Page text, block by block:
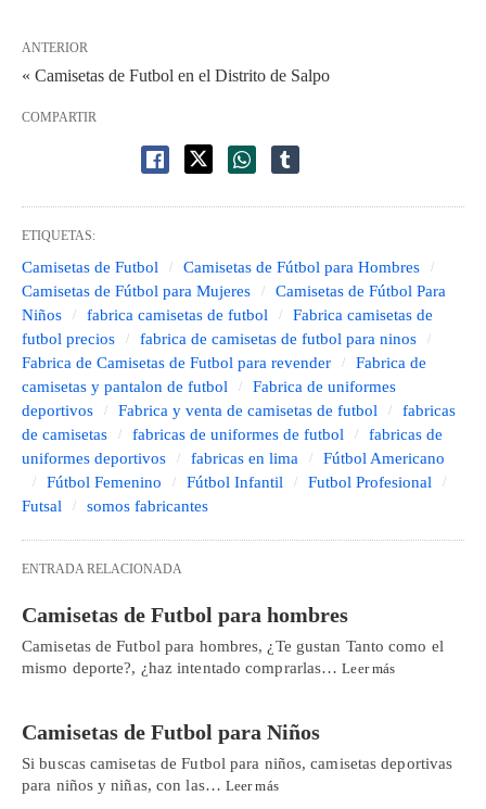
ANTERIOR
« Camisetas de Futbol en el Distrito de Salpo
COMPARTIR
ETIQUETAS:
Camisetas de Futbol
Camisetas de Fútbol para Hombres
Camisetas de Fútbol para Mujeres
Camisetas de Fútbol Para
Niños
fabrica camisetas de futbol
Fabrica camisetas de
futbol precios
fabrica de camisetas de futbol para ninos
Fabrica de Camisetas de Futbol para revender
Fabrica de
camisetas y pantalon de futbol
Fabrica de uniformes
deportivos
Fabrica y venta de camisetas de futbol
fabricas
de camisetas
fabricas de uniformes de futbol
fabricas de
uniformes deportivos
fabricas en lima
Fútbol Americano
Fútbol Femenino
Fútbol Infantil
Futbol Profesional
Futsal
somos fabricantes
ENTRADA RELACIONADA
Camisetas de Futbol para hombres
Camisetas de Futbol para hombres, ¿Te gustan Tanto como el
mismo deporte?, ¿haz intentado comprarlas…Leer más
Camisetas de Futbol para Niños
Si buscas camisetas de Futbol para niños, camisetas deportivas
para niños y niñas, con las… Leer más